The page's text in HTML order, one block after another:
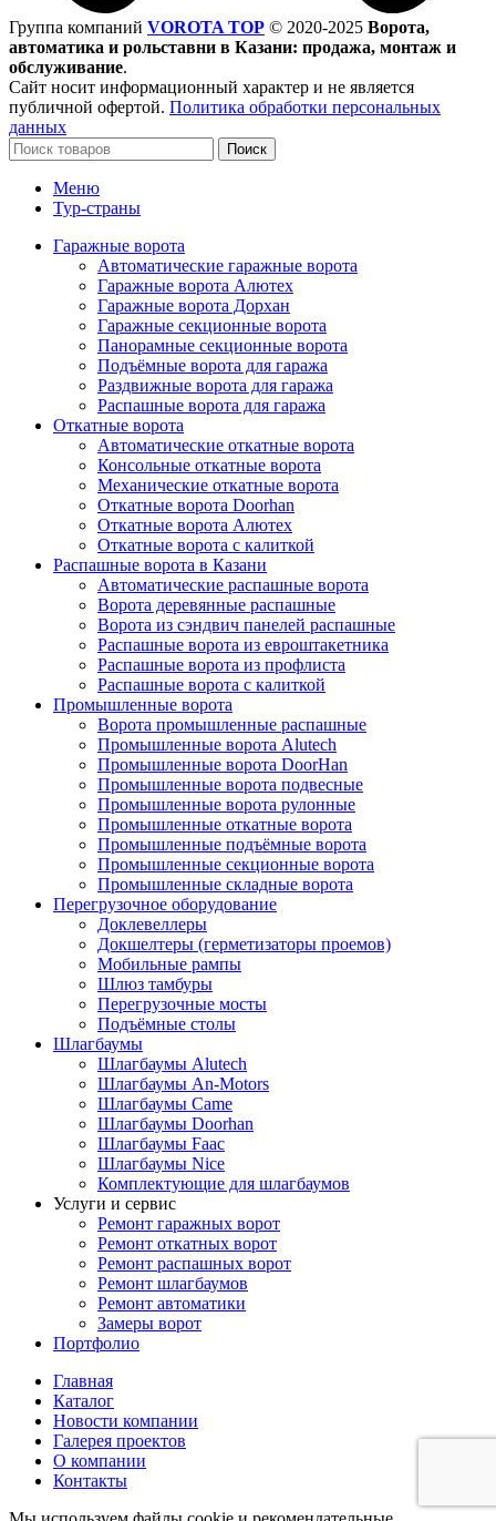
Группа компаний VOROTA TOP © 2020-2025 Ворота,
автоматика и рольставни в Казани: продажа, монтаж и
обслуживание.
Сайт носит информационный характер и не является
публичной офертой. Политика обработки персональных
данных
Поиск
Меню
Тур-страны
Гаражные ворота
Автоматические гаражные ворота
Гаражные ворота Алютех
Гаражные ворота Дорхан
Гаражные секционные ворота
Панорамные секционные ворота
Подъёмные ворота для гаража
Раздвижные ворота для гаража
Распашные ворота для гаража
Откатные ворота
Автоматические откатные ворота
Консольные откатные ворота
Механические откатные ворота
Откатные ворота Doorhan
Откатные ворота Алютех
Откатные ворота с калиткой
Распашные ворота в Казани
Автоматические распашные ворота
Ворота деревянные распашные
Ворота из сэндвич панелей распашные
Распашные ворота из евроштакетника
Распашные ворота из профлиста
Распашные ворота с калиткой
Промышленные ворота
Ворота промышленные распашные
Промышленные ворота Alutech
Промышленные ворота DoorHan
Промышленные ворота подвесные
Промышленные ворота рулонные
Промышленные откатные ворота
Промышленные подъёмные ворота
Промышленные секционные ворота
Промышленные складные ворота
Перегрузочное оборудование
Доклевеллеры
Докшелтеры (герметизаторы проемов)
Мобильные рампы
Шлюз тамбуры
Перегрузочные мосты
Подъёмные столы
Шлагбаумы
Шлагбаумы Alutech
Шлагбаумы An-Motors
Шлагбаумы Came
Шлагбаумы Doorhan
Шлагбаумы Faac
Шлагбаумы Nice
Комплектующие для шлагбаумов
Услуги и сервис
Ремонт гаражных ворот
Ремонт откатных ворот
Ремонт распашных ворот
Ремонт шлагбаумов
Ремонт автоматики
Замеры ворот
Портфолио
Главная
Каталог
Новости компании
Галерея проектов
О компании
Контакты